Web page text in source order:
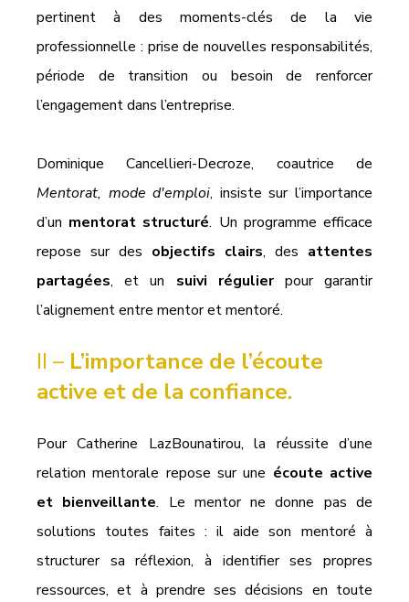
pertinent à des moments-clés de la vie
professionnelle : prise de nouvelles responsabilités,
période de transition ou besoin de renforcer
l’engagement dans l’entreprise.
Mentorat, mode d'emploi, insiste sur l’importance
d’un mentorat structuré. Un programme efficace
repose sur des objectifs clairs, des attentes
partagées, et un suivi régulier pour garantir
l’alignement entre mentor et mentoré.
II – L’importance de l’écoute
active et de la confiance.
Pour Catherine LazBounatirou, la réussite d’une
relation mentorale repose sur une écoute active
et bienveillante. Le mentor ne donne pas de
solutions toutes faites : il aide son mentoré à
structurer sa réflexion, à identifier ses propres
ressources, et à prendre ses décisions en toute